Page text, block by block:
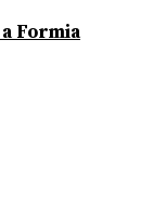
Formia